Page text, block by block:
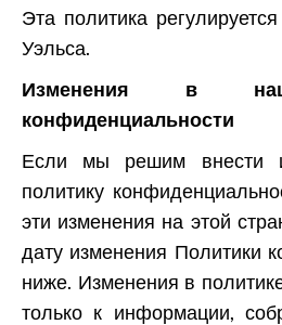
Эта политика
Уэльса.
Изменения в
конфиденциальности
Если мы решим внести
политику
эти изменения на этой
дату изменения Политики
ниже. Изменения в
только к информации,